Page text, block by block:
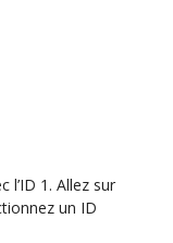
l’ID 1. Allez sur
un ID